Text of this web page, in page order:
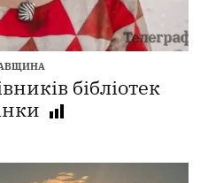
бібліотек